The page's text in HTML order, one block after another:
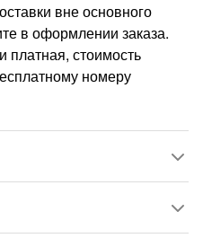
вне основного
в оформлении заказа.
платная, стоимость
номеру